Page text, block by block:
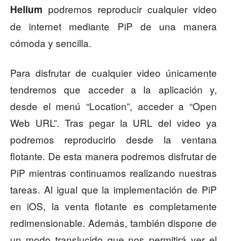
Helium podremos reproducir cualquier video
de internet mediante PiP de una manera
cómoda y sencilla.
Para disfrutar de cualquier video únicamente
tendremos que acceder a la aplicación y,
desde el menú “Location”, acceder a “Open
Web URL”. Tras pegar la URL del video ya
podremos reproducirlo desde la ventana
flotante. De esta manera podremos disfrutar de
PiP mientras continuamos realizando nuestras
tareas. Al igual que la implementación de PiP
en iOS, la venta flotante es completamente
redimensionable. Además, también dispone de